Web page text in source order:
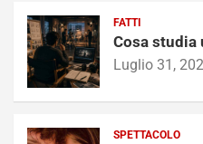
FATTI
Cosa studia
Luglio 31,
SPETTACOLO